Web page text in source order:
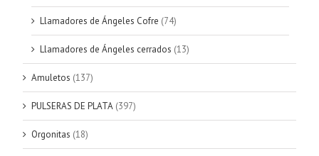
Llamadores de Ángeles Cofre (74)
Llamadores de Ángeles cerrados (13)
Amuletos (137)
PULSERAS DE PLATA (397)
Orgonitas (18)